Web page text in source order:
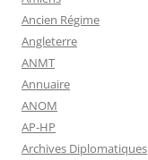
Ancien Régime
Angleterre
ANMT
Annuaire
ANOM
AP-HP
Archives Diplomatiques